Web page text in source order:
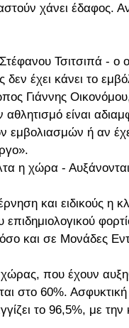
χάνει έδαφος.
Τσιτσιπά - ο
έχει κάνει το
Γιάννης
είναι
εμβολιασμών ή αν
η χώρα -
και ειδικούς η
και σε Μονάδες
που έχουν
στο 60%. Ασφυκτική
το 96,5%, με την